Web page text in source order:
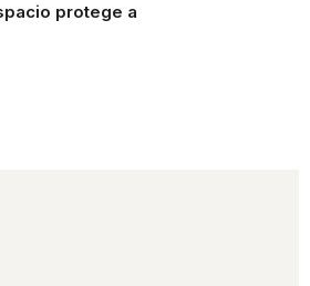
protege a